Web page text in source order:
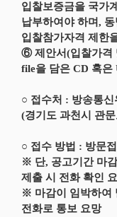
입찰보증금을 국가
납부하여야 하며,
입찰참가자격 제한
⑥ 제안서(입찰가격
file을 담은 CD 혹은
○ 접수처 : 방송통
(경기도 과천시 관
○ 접수 방법 : 방문
※ 단, 공고기간 마
제출 시 전화 확인
※ 마감이 임박하여
전화로 통보 요망